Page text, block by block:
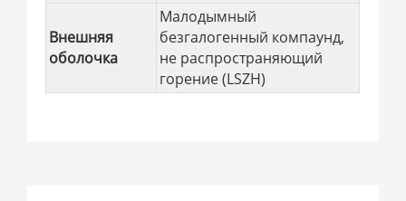
Внешняя
оболочка
Малодымный
безгалогенный компаунд,
не распространяющий
горение (LSZH)